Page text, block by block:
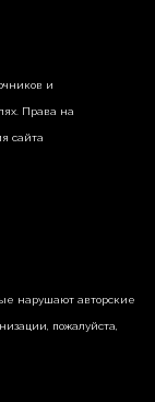
и
Права на
сайта
нарушают авторские
пожалуйста,